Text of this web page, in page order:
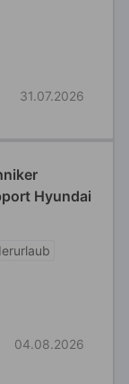
31.07.2026
Hyundai
04.08.2026